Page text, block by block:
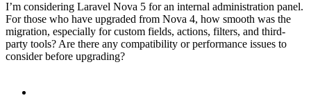
I’m considering Laravel Nova 5 for an internal administration panel.
For those who have upgraded from Nova 4, how smooth was the
migration, especially for custom fields, actions, filters, and third-
party tools? Are there any compatibility or performance issues to
consider before upgrading?